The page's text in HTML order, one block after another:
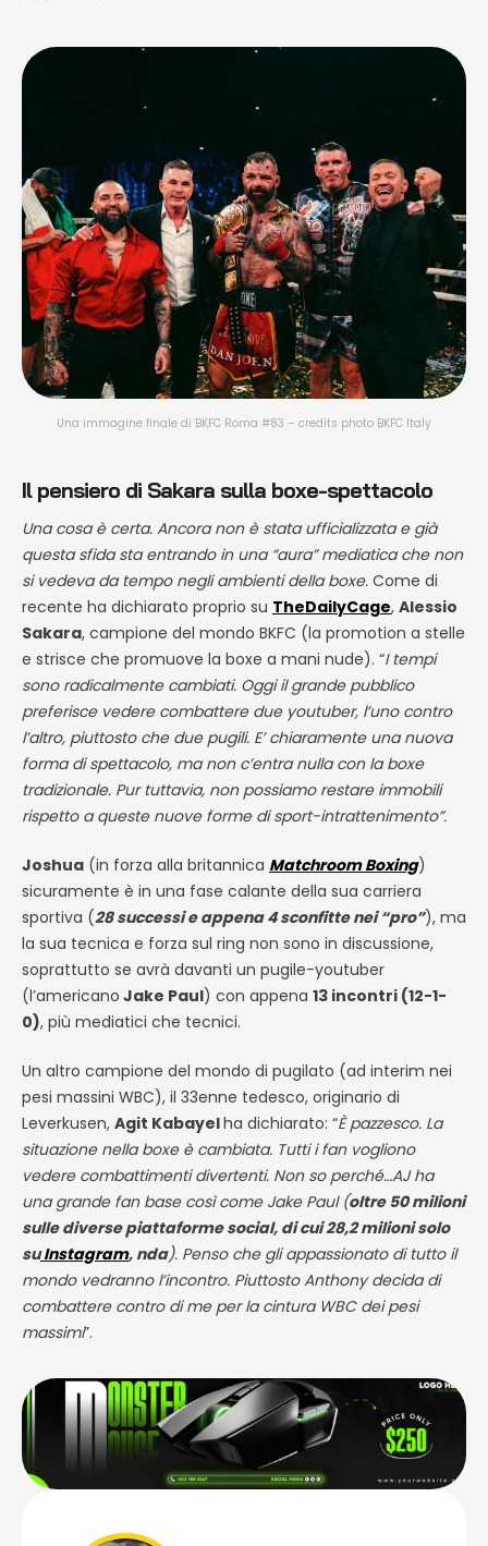
Una immagine finale di BKFC Roma #83 – credits photo BKFC Italy
Il pensiero di Sakara sulla boxe-spettacolo
Una cosa è certa. Ancora non è stata ufficializzata e già
questa sfida sta entrando in una “aura” mediatica che non
si vedeva da tempo negli ambienti della boxe. Come di
recente ha dichiarato proprio su TheDailyCage, Alessio
Sakara, campione del mondo BKFC (la promotion a stelle
e strisce che promuove la boxe a mani nude). “I tempi
sono radicalmente cambiati. Oggi il grande pubblico
preferisce vedere combattere due youtuber, l’uno contro
l’altro, piuttosto che due pugili. E’ chiaramente una nuova
forma di spettacolo, ma non c’entra nulla con la boxe
tradizionale. Pur tuttavia, non possiamo restare immobili
rispetto a queste nuove forme di sport-intrattenimento”.
Joshua (in forza alla britannica Matchroom Boxing)
sicuramente è in una fase calante della sua carriera
sportiva (28 successi e appena 4 sconfitte nei “pro”), ma
la sua tecnica e forza sul ring non sono in discussione,
soprattutto se avrà davanti un pugile-youtuber
(l’americano Jake Paul) con appena 13 incontri (12-1-
0), più mediatici che tecnici.
Un altro campione del mondo di pugilato (ad interim nei
pesi massini WBC), il 33enne tedesco, originario di
Leverkusen, Agit Kabayelha dichiarato: “È pazzesco. La
situazione nella boxe è cambiata. Tutti i fan vogliono
vedere combattimenti divertenti. Non so perché…AJ ha
una grande fan base così come Jake Paul (oltre 50 milioni
sulle diverse piattaforme social, di cui 28,2 milioni solo
suInstagram, nda). Penso che gli appassionato di tutto il
mondo vedranno l’incontro. Piuttosto Anthony decida di
combattere contro di me per la cintura WBC dei pesi
massimi”.